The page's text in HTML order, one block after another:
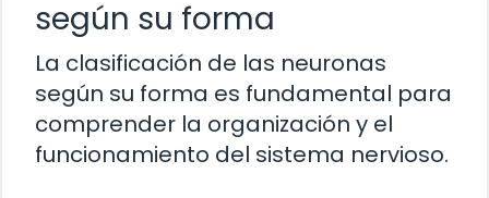
según su forma
La clasificación de las neuronas
según su forma es fundamental para
comprender la organización y el
funcionamiento del sistema nervioso.